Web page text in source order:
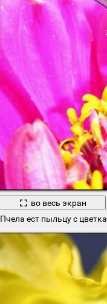
во весь экран
Пчела ест пыльцу с цветка